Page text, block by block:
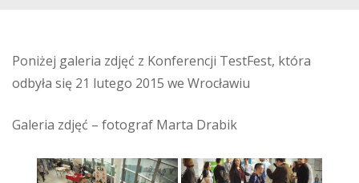
Poniżej galeria zdjęć z Konferencji TestFest, która
odbyła się 21 lutego 2015 we Wrocławiu
Galeria zdjęć – fotograf Marta Drabik